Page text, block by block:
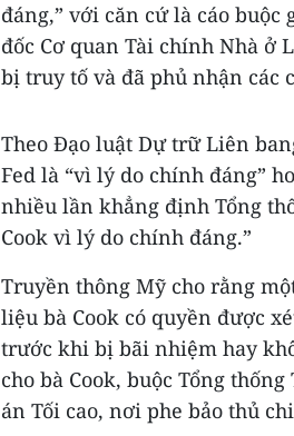
đáng,” với căn cứ là cáo buộc
đốc Cơ quan Tài chính Nhà ở
bị truy tố và đã phủ nhận các
Theo Đạo luật Dự trữ Liên
Fed là “vì lý do chính đáng”
nhiều lần khẳng định Tổng
Cook vì lý do chính đáng.”
Truyền thông Mỹ cho rằng
liệu bà Cook có quyền được
trước khi bị bãi nhiệm hay
cho bà Cook, buộc Tổng
án Tối cao, nơi phe bảo thủ